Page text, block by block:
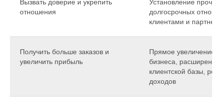
Вызвать доверие и укрепить
отношения
Установление
долгосрочных
клиентами и
Получить больше заказов и
увеличить прибыль
Прямое увеличение
бизнеса, расширение
клиентской базы, рост
доходов